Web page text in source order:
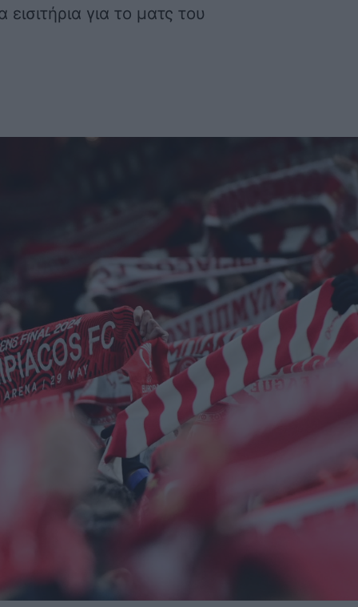
για το ματς του